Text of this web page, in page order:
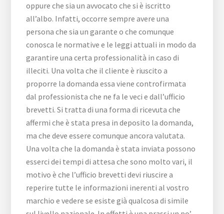
oppure che sia un avvocato che si è iscritto
all’albo. Infatti, occorre sempre avere una
persona che sia un garante o che comunque
conosca le normative e le leggi attuali in modo da
garantire una certa professionalità in caso di
illeciti. Una volta che il cliente è riuscito a
proporre la domanda essa viene controfirmata
dal professionista che ne fa le veci e dall’ufficio
brevetti. Si tratta di una forma di ricevuta che
affermi che è stata presa in deposito la domanda,
ma che deve essere comunque ancora valutata.
Una volta che la domanda è stata inviata possono
esserci dei tempi di attesa che sono molto vari, il
motivo è che l’ufficio brevetti devi riuscire a
reperire tutte le informazioni inerenti al vostro
marchio e vedere se esiste già qualcosa di simile